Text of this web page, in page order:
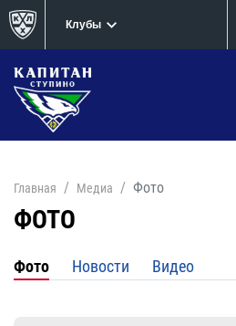
Клубы
Главная Медиа Фото
ФОТО
Фото Новости Видео